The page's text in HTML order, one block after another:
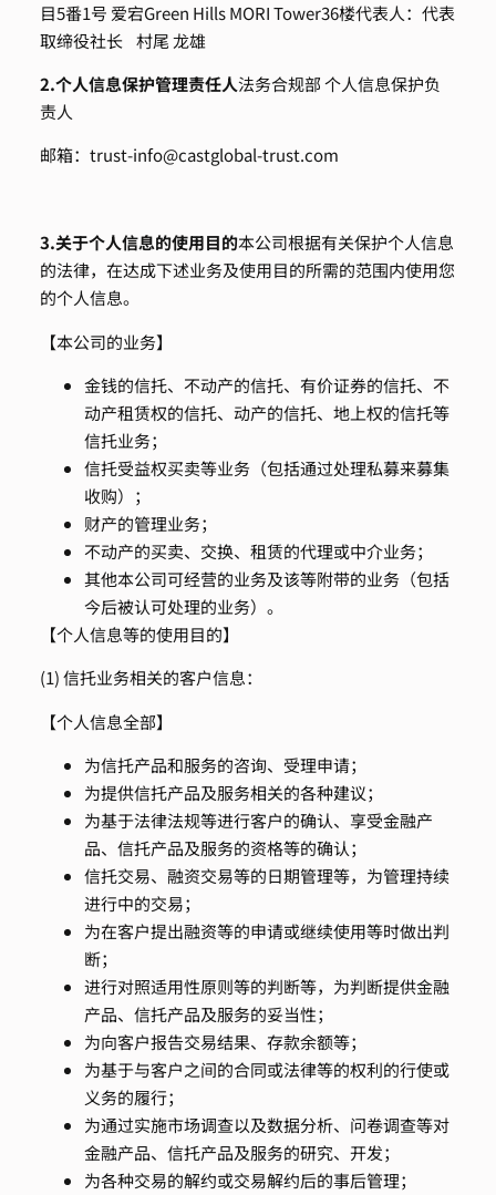
目5番1号 爱宕Green Hills MORI Tower36楼代表人：代表
取缔役社长 村尾 龙雄
2.个人信息保护管理责任人法务合规部 个人信息保护负
责人
邮箱： trust-info@castglobal-trust.com
3.关于个人信息的使用目的本公司根据有关保护个人信息
的法律，在达成下述业务及使用目的所需的范围内使用您
的个人信息。
【本公司的业务】
金钱的信托、不动产的信托、有价证券的信托、不
动产租赁权的信托、动产的信托、地上权的信托等
信托业务；
信托受益权买卖等业务（包括通过处理私募来募集
收购）；
财产的管理业务；
不动产的买卖、交换、租赁的代理或中介业务；
其他本公司可经营的业务及该等附带的业务（包括
今后被认可处理的业务）。
【个人信息等的使用目的】
(1) 信托业务相关的客户信息：
【个人信息全部】
为信托产品和服务的咨询、受理申请；
为提供信托产品及服务相关的各种建议；
为基于法律法规等进行客户的确认、享受金融产
品、信托产品及服务的资格等的确认；
信托交易、融资交易等的日期管理等，为管理持续
进行中的交易；
为在客户提出融资等的申请或继续使用等时做出判
断；
进行对照适用性原则等的判断等，为判断提供金融
产品、信托产品及服务的妥当性；
为向客户报告交易结果、存款余额等；
为基于与客户之间的合同或法律等的权利的行使或
义务的履行；
为通过实施市场调查以及数据分析、问卷调查等对
金融产品、信托产品及服务的研究、开发；
为各种交易的解约或交易解约后的事后管理；